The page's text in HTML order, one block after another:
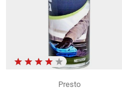
Presto